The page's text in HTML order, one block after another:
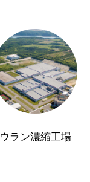
ウラン濃縮工場